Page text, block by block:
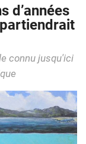
d’années
connu jusqu'ici